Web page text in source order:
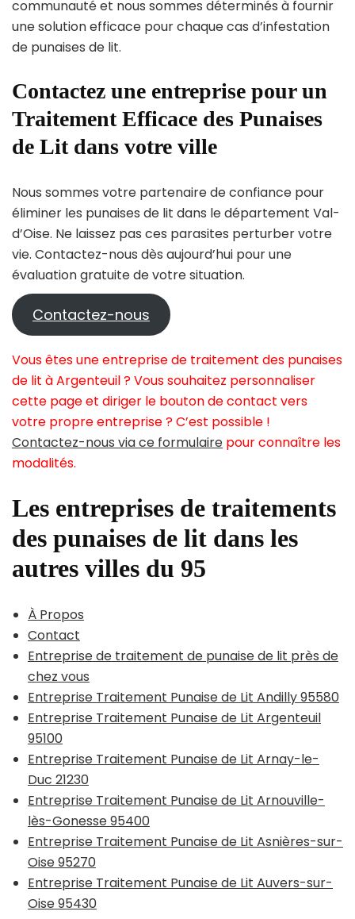
communauté et nous sommes déterminés à fournir
une solution efficace pour chaque cas d’infestation
de punaises de lit.
Contactez une entreprise pour un
Traitement Efficace des Punaises
de Lit dans votre ville
Nous sommes votre partenaire de confiance pour
éliminer les punaises de lit dans le département Val-
d’Oise. Ne laissez pas ces parasites perturber votre
vie. Contactez-nous dès aujourd’hui pour une
évaluation gratuite de votre situation.
Contactez-nous
Vous êtes une entreprise de traitement des punaises
de lit à Argenteuil ? Vous souhaitez personnaliser
cette page et diriger le bouton de contact vers
votre propre entreprise ? C’est possible !
Contactez-nous via ce formulaire pour connaître les
modalités.
Les entreprises de traitements
des punaises de lit dans les
autres villes du 95
À Propos
Contact
Entreprise de traitement de punaise de lit près de
chez vous
Entreprise Traitement Punaise de Lit Andilly 95580
Entreprise Traitement Punaise de Lit Argenteuil
95100
Entreprise Traitement Punaise de Lit Arnay-le-
Duc 21230
Entreprise Traitement Punaise de Lit Arnouville-
lès-Gonesse 95400
Entreprise Traitement Punaise de Lit Asnières-sur-
Oise 95270
Entreprise Traitement Punaise de Lit Auvers-sur-
Oise 95430